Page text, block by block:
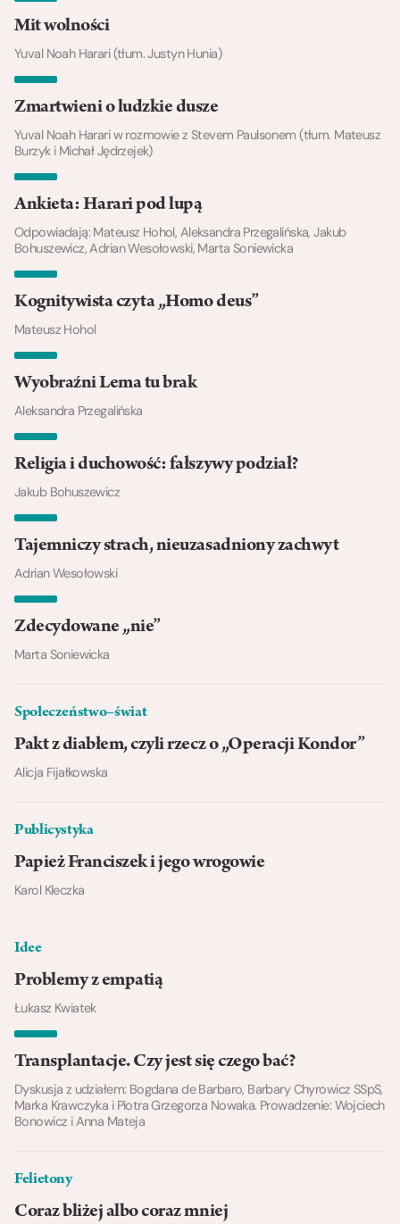
Mit wolności
Yuval Noah Harari (tłum. Justyn Hunia)
Zmartwieni o ludzkie dusze
Yuval Noah Harari w rozmowie z Stevem Paulsonem (tłum. Mateusz
Burzyk i Michał Jędrzejek)
Ankieta: Harari pod lupą
Odpowiadają: Mateusz Hohol, Aleksandra Przegalińska, Jakub
Bohuszewicz, Adrian Wesołowski, Marta Soniewicka
Kognitywista czyta „Homo deus”
Mateusz Hohol
Wyobraźni Lema tu brak
Aleksandra Przegalińska
Religia i duchowość: fałszywy podział?
Jakub Bohuszewicz
Tajemniczy strach, nieuzasadniony zachwyt
Adrian Wesołowski
Zdecydowane „nie”
Marta Soniewicka
Społeczeństwo–świat
Pakt z diabłem, czyli rzecz o „Operacji Kondor”
Alicja Fijałkowska
Publicystyka
Papież Franciszek i jego wrogowie
Karol Kleczka
Idee
Problemy z empatią
Łukasz Kwiatek
Transplantacje. Czy jest się czego bać?
Dyskusja z udziałem: Bogdana de Barbaro, Barbary Chyrowicz SSpS,
Marka Krawczyka i Piotra Grzegorza Nowaka. Prowadzenie: Wojciech
Bonowicz i Anna Mateja
Felietony
Coraz bliżej albo coraz mniej